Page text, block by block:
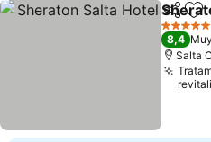
5 Estrellas
8,4
Salta